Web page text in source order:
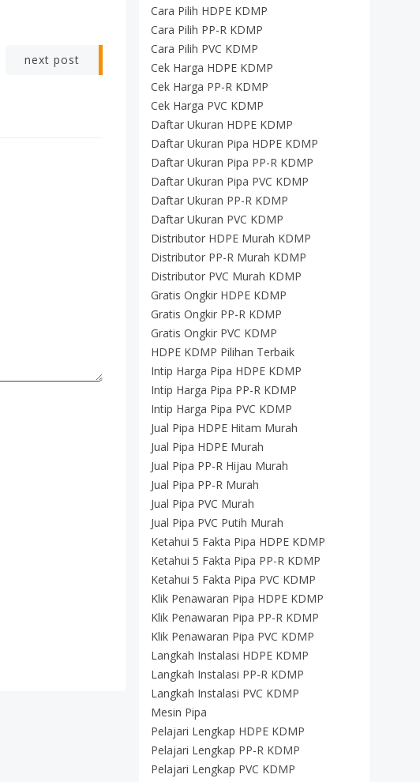
next post
Cara Pilih HDPE KDMP
Cara Pilih PP-R KDMP
Cara Pilih PVC KDMP
Cek Harga HDPE KDMP
Cek Harga PP-R KDMP
Cek Harga PVC KDMP
Daftar Ukuran HDPE KDMP
Daftar Ukuran Pipa HDPE KDMP
Daftar Ukuran Pipa PP-R KDMP
Daftar Ukuran Pipa PVC KDMP
Daftar Ukuran PP-R KDMP
Daftar Ukuran PVC KDMP
Distributor HDPE Murah KDMP
Distributor PP-R Murah KDMP
Distributor PVC Murah KDMP
Gratis Ongkir HDPE KDMP
Gratis Ongkir PP-R KDMP
Gratis Ongkir PVC KDMP
HDPE KDMP Pilihan Terbaik
Intip Harga Pipa HDPE KDMP
Intip Harga Pipa PP-R KDMP
Intip Harga Pipa PVC KDMP
Jual Pipa HDPE Hitam Murah
Jual Pipa HDPE Murah
Jual Pipa PP-R Hijau Murah
Jual Pipa PP-R Murah
Jual Pipa PVC Murah
Jual Pipa PVC Putih Murah
Ketahui 5 Fakta Pipa HDPE KDMP
Ketahui 5 Fakta Pipa PP-R KDMP
Ketahui 5 Fakta Pipa PVC KDMP
Klik Penawaran Pipa HDPE KDMP
Klik Penawaran Pipa PP-R KDMP
Klik Penawaran Pipa PVC KDMP
Langkah Instalasi HDPE KDMP
Langkah Instalasi PP-R KDMP
Langkah Instalasi PVC KDMP
Mesin Pipa
Pelajari Lengkap HDPE KDMP
Pelajari Lengkap PP-R KDMP
Pelajari Lengkap PVC KDMP